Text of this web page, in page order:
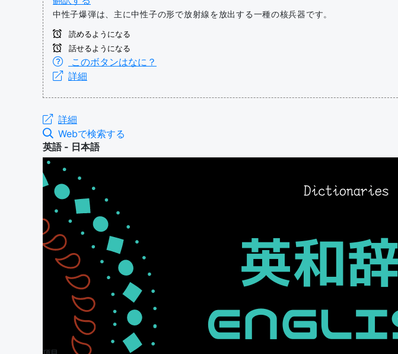
中性子爆弾は、主に中性子の形で放射線を放出する一種の核兵器です。
読めるようになる
話せるようになる
このボタンはなに？
詳細
詳細
Webで検索する
英語 - 日本語